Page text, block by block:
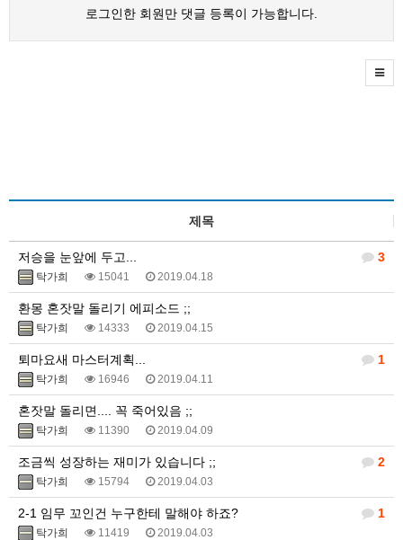
로그인한 회원만 댓글 등록이 가능합니다.
제목
3
저승을 눈앞에 두고...
탁가희 15041 2019.04.18
환몽 혼잣말 돌리기 에피소드 ;;
탁가희 14333 2019.04.15
1
퇴마요새 마스터계획...
탁가희 16946 2019.04.11
혼잣말 돌리면.... 꼭 죽어있음 ;;
탁가희 11390 2019.04.09
2
조금씩 성장하는 재미가 있습니다 ;;
탁가희 15794 2019.04.03
1
2-1 임무 꼬인건 누구한테 말해야 하죠?
탁가희 11419 2019.04.03